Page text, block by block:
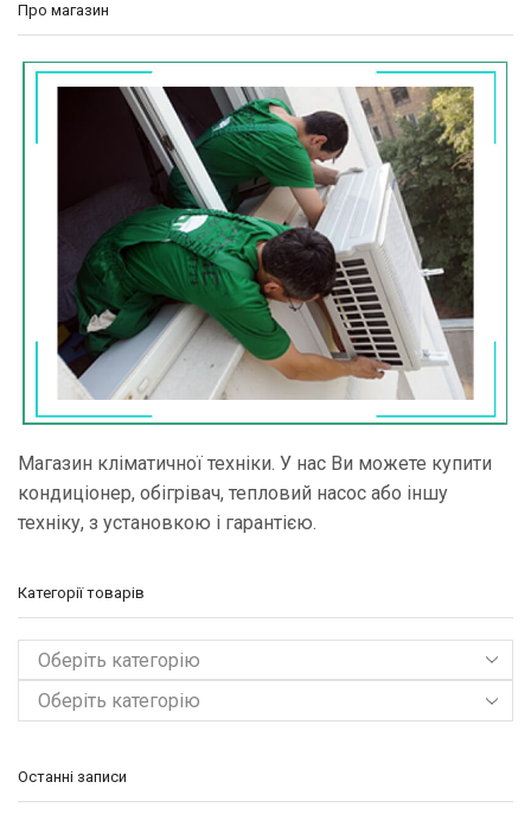
Про магазин
Магазин кліматичної техніки. У нас Ви можете купити
кондиціонер, обігрівач, тепловий насос або іншу
техніку, з установкою і гарантією.
Категорії товарів
Оберіть категорію
Останні записи